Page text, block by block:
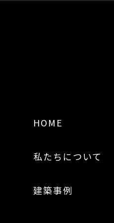
HOME
私たちについて
建築事例